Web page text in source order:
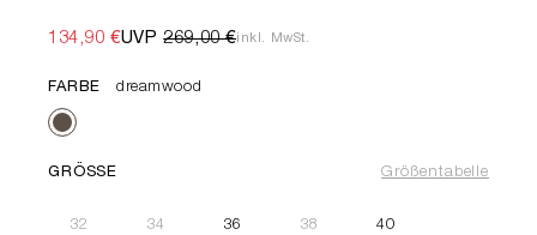
134,90 €UVP269,00 €inkl. MwSt.
FARBE dreamwood
GRÖSSE Größentabelle
32 34 36 38 40